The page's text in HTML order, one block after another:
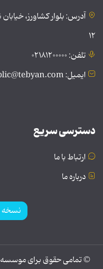
آدرس: بلوار کشاورز،
۱۲
تلفن: ۰۲۱۸۱۲۰۰۰۰۰
ایمیل: public@tebyan.com
دسترسی سریع
ارتباط با ما
درباره ما
نسخه
© تمامی حقوق برای